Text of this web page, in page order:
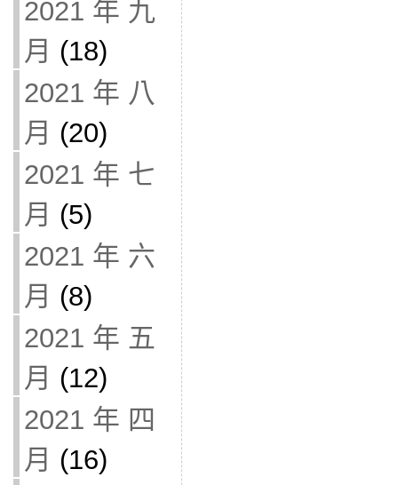
2021 年 九
月 (18)
2021 年 八
月 (20)
2021 年 七
月 (5)
2021 年 六
月 (8)
2021 年 五
月 (12)
2021 年 四
月 (16)